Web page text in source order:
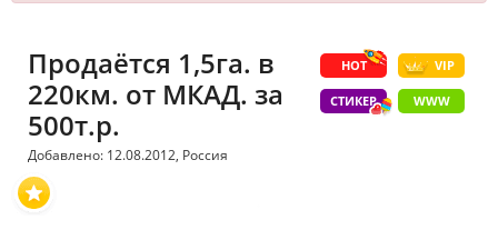
HOT VIP
СТИКЕР WWW
Продаётся 1,5га. в
220км. от МКАД. за
500т.р.
Добавлено: 12.08.2012, Россия